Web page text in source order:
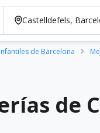
de Barcelona
de